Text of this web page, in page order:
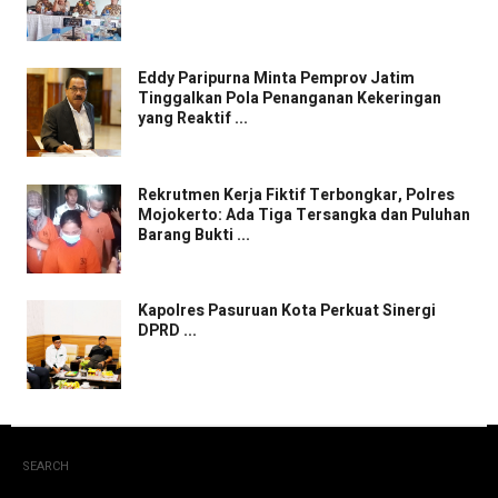
Eddy Paripurna Minta Pemprov Jatim
Tinggalkan Pola Penanganan Kekeringan
yang Reaktif ...
Rekrutmen Kerja Fiktif Terbongkar, Polres
Mojokerto: Ada Tiga Tersangka dan Puluhan
Barang Bukti ...
Kapolres Pasuruan Kota Perkuat Sinergi
DPRD ...
SEARCH